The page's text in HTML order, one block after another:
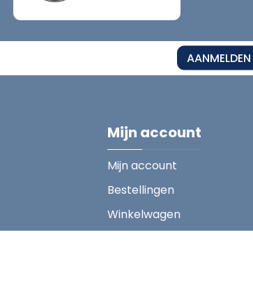
AANMELDEN
Mijn account
Mijn account
Bestellingen
Winkelwagen